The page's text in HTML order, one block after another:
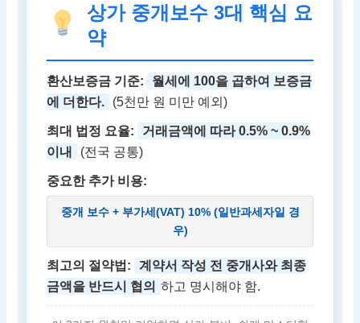
상가 중개보수 3대 핵심 요
약
환산보증금 기준:
월세에 100을 곱하여 보증금
에 더한다.
(5천만 원 미만 예외)
최대 법정 요율:
거래금액에 따라 0.5% ~ 0.9%
이내
(전국 공통)
중요한 추가 비용:
중개 보수 + 부가세(VAT) 10% (일반과세자일 경
우)
최고의 절약법:
계약서 작성 전 중개사와 최종
금액을 반드시 협의
하고 명시해야 함.